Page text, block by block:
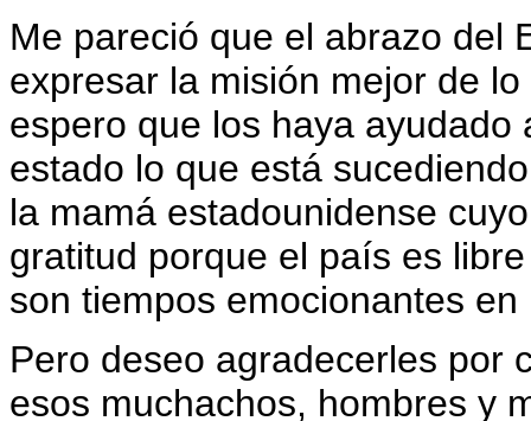
Me pareció que el abrazo del
expresar la misión mejor de
espero que los haya
estado lo que está
la mamá estadounidense
gratitud porque el país es
son tiempos emocionantes
Pero deseo agradecerles por
esos muchachos, hombres y